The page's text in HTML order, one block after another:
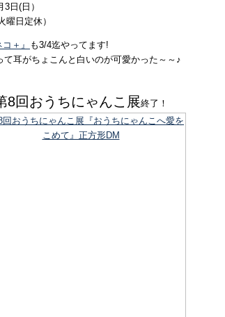
日(日）
曜日定休）
コ＋』
も3/4迄やってます!
て耳がちょこんと白いのが可愛かった～～♪
8回おうちにゃんこ展終了！